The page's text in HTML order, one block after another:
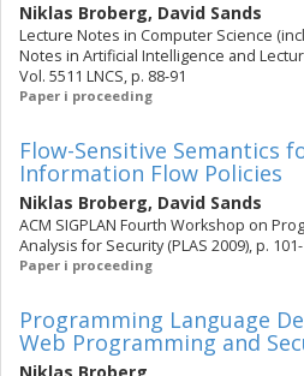
Niklas Broberg, David Sands
Lecture Notes in Computer Science
Notes in Artificial Intelligence and
Vol. 5511 LNCS, p. 88-91
Paper i proceeding
Flow-Sensitive Semantics
Information Flow Policies
Niklas Broberg, David Sands
ACM SIGPLAN Fourth Workshop on
Analysis for Security (PLAS 2009), p.
Paper i proceeding
Programming Language
Web Programming and